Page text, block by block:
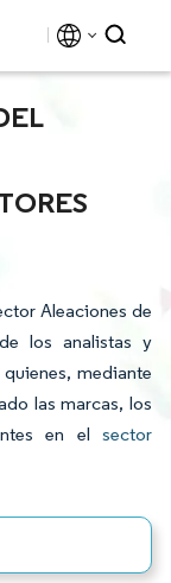
Aleaciones de
los analistas y
mediante
las marcas, los
en el sector